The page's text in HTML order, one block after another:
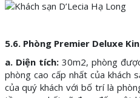
5.6. Phòng Premier Deluxe
a. Diện tích: 30m2, phòng
phòng cao cấp nhất của khách
của quý khách với bố trí là